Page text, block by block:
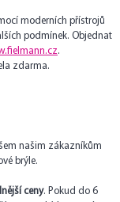
moderních přístrojů
podmínek. Objednat
.
zdarma.
našim zákazníkům
brýle.
ceny. Pokud do 6